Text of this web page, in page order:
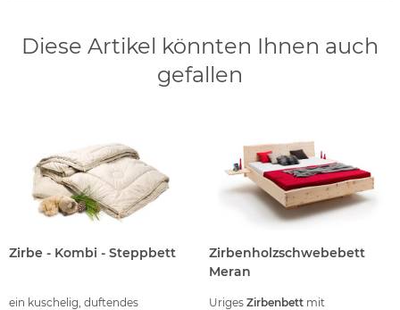
Diese Artikel könnten Ihnen auch
gefallen
Zirbe - Kombi - Steppbett
ein kuschelig, duftendes
Zirbenholzschwebebett
Meran
Uriges Zirbenbett mit